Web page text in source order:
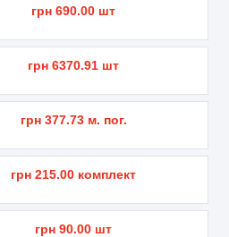
грн 690.00 шт
грн 6370.91 шт
грн 377.73м. пог.
грн 215.00 комплект
грн 90.00 шт